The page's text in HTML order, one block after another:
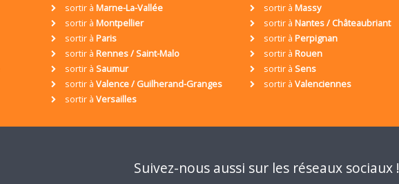
sortir à Marne-La-Vallée sortir à Massy
sortir à Montpellier sortir à Nantes / Châteaubriant
sortir à Paris sortir à Perpignan
sortir à Rennes / Saint-Malo sortir à Rouen
sortir à Saumur sortir à Sens
sortir à Valence / Guilherand-Granges sortir à Valenciennes
sortir à Versailles
Suivez-nous aussi sur les réseaux sociaux !